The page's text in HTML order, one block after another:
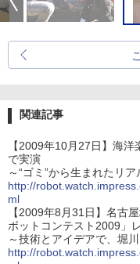
関連記事
【2009年10月27日】海
で実演
～“ゴミ”から生まれたリ
http://
ml
【2009年8月31日】名古
ボットコンテスト2009」
～技術とアイデアで、堀
http://